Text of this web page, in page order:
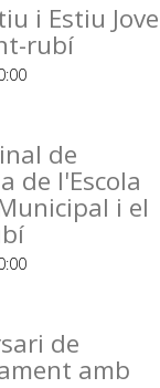
i Estiu Jove
rubí
de
de l'Escola
i el
de
amb